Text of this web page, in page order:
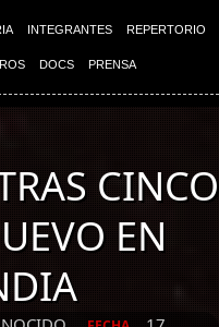
INTEGRANTES REPERTORIO
DOCS PRENSA
CINCO
EN